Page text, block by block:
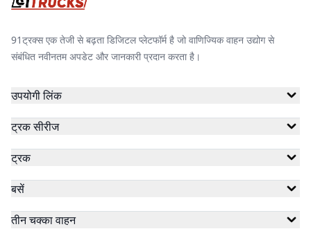
91ट्रक्स एक तेजी से बढ़ता डिजिटल प्लेटफॉर्म है जो वाणिज्यिक वाहन उद्योग से
संबंधित नवीनतम अपडेट और जानकारी प्रदान करता है।
उपयोगी लिंक
ट्रक सीरीज
ट्रक
बसें
तीन चक्का वाहन